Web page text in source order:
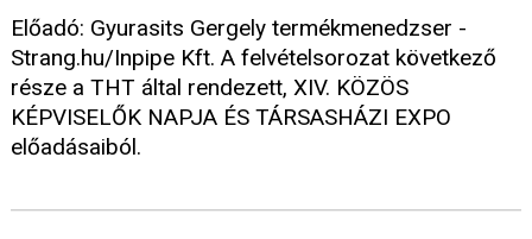
Előadó: Gyurasits Gergely termékmenedzser -
Strang.hu/Inpipe Kft. A felvételsorozat következő
része a THT által rendezett, XIV. KÖZÖS
KÉPVISELŐK NAPJA ÉS TÁRSASHÁZI EXPO
előadásaiból.